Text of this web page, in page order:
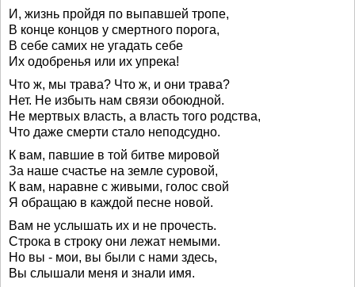
И, жизнь пройдя по выпавшей тропе,
В конце концов у смертного порога,
В себе самих не угадать себе
Их одобренья или их упрека!
Что ж, мы трава? Что ж, и они трава?
Нет. Не избыть нам связи обоюдной.
Не мертвых власть, а власть того родства,
Что даже смерти стало неподсудно.
К вам, павшие в той битве мировой
За наше счастье на земле суровой,
К вам, наравне с живыми, голос свой
Я обращаю в каждой песне новой.
Вам не услышать их и не прочесть.
Строка в строку они лежат немыми.
Но вы - мои, вы были с нами здесь,
Вы слышали меня и знали имя.